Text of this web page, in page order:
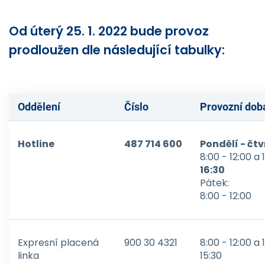
Od úterý 25. 1. 2022 bude provoz
prodloužen dle následující tabulky:
Oddělení Číslo Provozní
Hotline 487 714 600
Pondělí -
8:00 - 12:00 a
16:30
Pátek:
8:00 - 12:00
Expresní placená
linka
900 30 4321
8:00 - 12:00 a
15:30